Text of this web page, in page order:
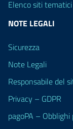
Elenco siti tematici
NOTE LEGALI
Sicurezza
Note Legali
Responsabile del
Privacy – GDPR
pagoPA –